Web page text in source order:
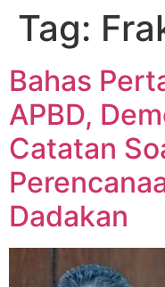
Tag:
Bahas
APBD,
Catatan
Dadakan